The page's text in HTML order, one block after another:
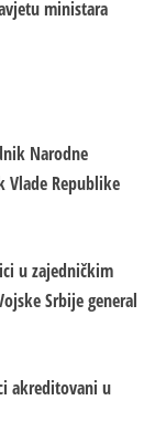
ministara
Narodne
Vlade Republike
u zajedničkim
Srbije general
akreditovani u